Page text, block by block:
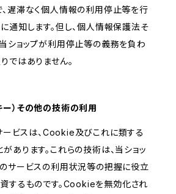
遅滞なく個人情報の利用停止等を行
通知します。但し、個人情報保護法そ
ショップが利用停止等の義務を負わ
ではありません。
）その他の技術の利用
サービスは、Cookie及びこれに類する
あります。これらの技術は、当ショッ
サービスの利用状況等の把握に役立
するものです。Cookieを無効化され